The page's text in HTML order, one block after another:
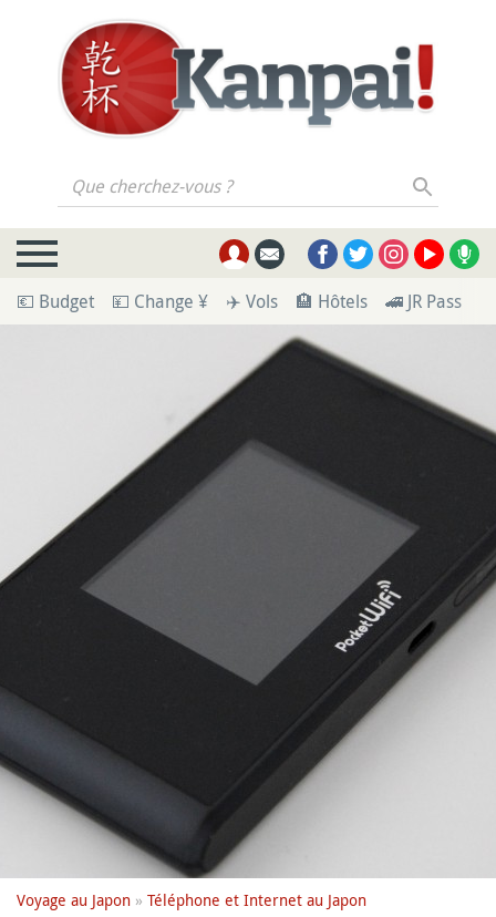
Que cherchez-vous ?
💶 Budget 💴 Change ¥ ✈️ Vols 🏨 Hôtels 🚄 JR Pass
Voyage au Japon » Téléphone et Internet au Japon